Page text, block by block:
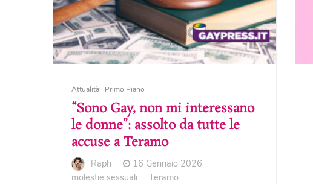
Attualità Primo Piano
“Sono Gay, non mi interessano
le donne”: assolto da tutte le
accuse a Teramo
Raph
16 Gennaio 2026
molestie sessuali
Teramo